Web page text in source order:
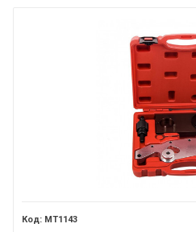
MT1143